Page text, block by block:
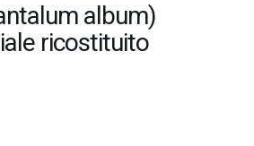
album)
ricostituito